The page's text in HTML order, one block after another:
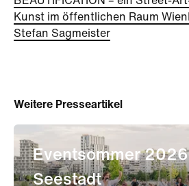
Kunst im öffentlichen Raum Wien
Stefan Sagmeister
Weitere Presseartikel
Eventsommer
Seestadt